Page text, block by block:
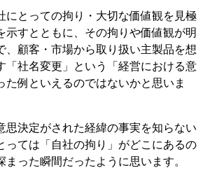
にとっての拘り・大切な価値観を見極
示すとともに、その拘りや価値観が明
、顧客・市場から取り扱い主製品を想
「社名変更」という「経営における意
た例といえるのではないかと思いま
思決定がされた経緯の事実を知らない
っては「自社の拘り」がどこにあるの
まった瞬間だったように思います。